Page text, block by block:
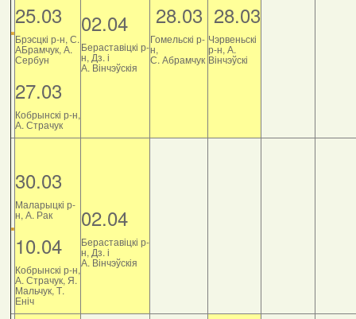
25.03
Брэсцкі р-н, С.
АБрамчук, А.
Сербун
27.03
Кобрынскі р-н,
А. Страчук
02.04
Бераставіцкі р-
н, Дз. і
А. Вінчэўскія
28.03
Гомельскі р-
н,
С. Абрамчук
28.03
Чэрвеньскі
р-н, А.
Вінчэўскі
30.03
Маларыцкі р-
н, А. Рак
10.04
Кобрынскі р-н,
А. Страчук, Я.
Мальчук, Т.
Еніч
02.04
Бераставіцкі р-
н, Дз. і
А. Вінчэўскія